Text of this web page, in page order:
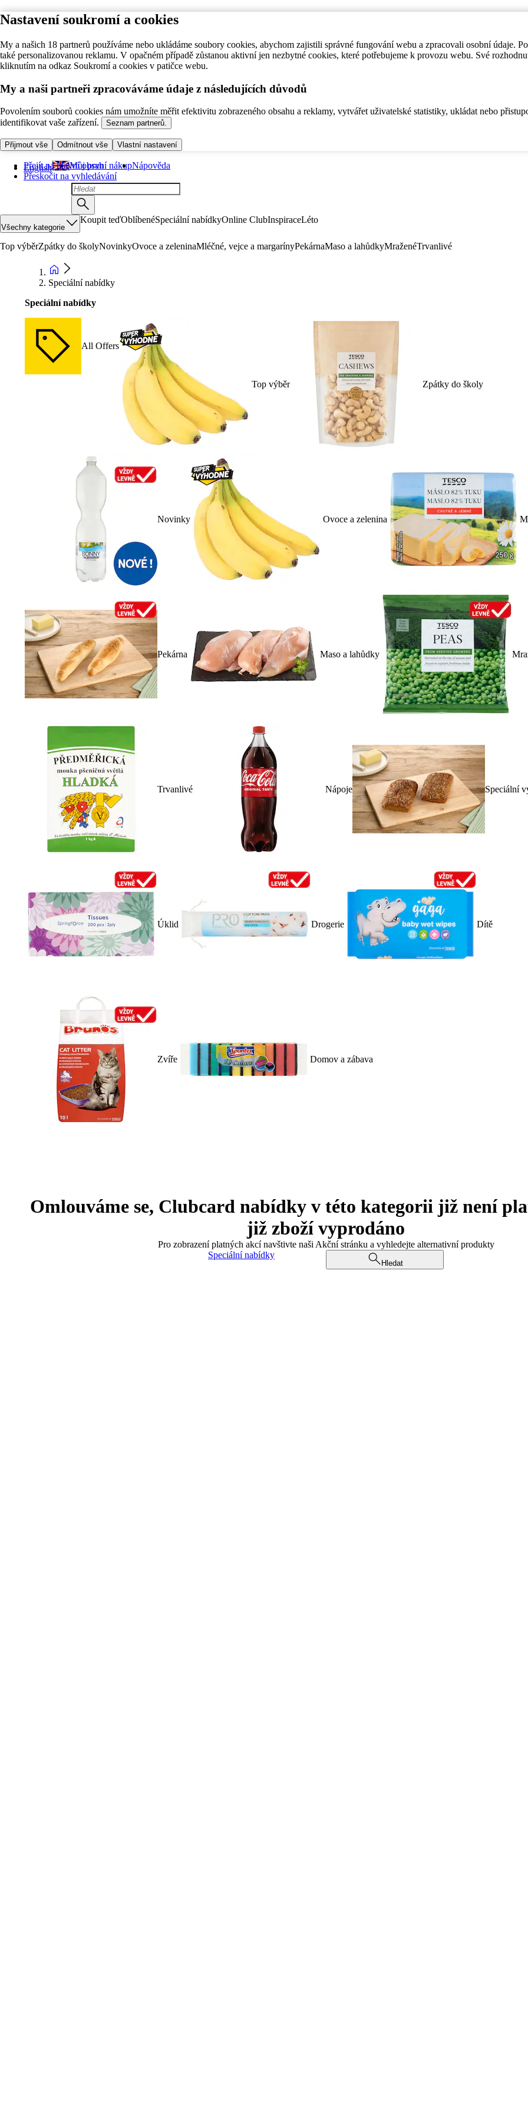
Nastavení soukromí a cookies
My a našich 18 partnerů používáme nebo ukládáme soubory cookies, abychom zajistili správné fungování webu a zpracovali osobní údaje.
také personalizovanou reklamu. V opačném případě zůstanou aktivní jen nezbytné cookies, které potřebujeme k provozu webu. Své
kliknutím na odkaz Soukromí a cookies v patičce webu.
My a naši partneři zpracováváme údaje z následujících důvodů
Povolením souborů cookies nám umožníte měřit efektivitu zobrazeného obsahu a reklamy, vytvářet uživatelské statistiky, ukládat nebo
identifikovat vaše zařízení.
Seznam partnerů.
Přijmout vše Odmítnout vše Vlastní nastavení
Přejít na hlavní obsah
Přeskočit na vyhledávání
English Můj první nákupNápověda
Všechny kategorie
Koupit teďOblíbenéSpeciální nabídkyOnline ClubInspiraceLéto
Top výběrZpátky do školyNovinkyOvoce a zeleninaMléčné, vejce a margarínyPekárnaMaso a lahůdkyMraženéTrvanlivé
Speciální nabídky
Speciální nabídky
All Offers
Top výběr Zpátky do školy
Novinky Ovoce a zelenina
Pekárna Maso a lahůdky
Trvanlivé Nápoje Speciální
Úklid Drogerie Dítě
Zvíře Domov a zábava
Omlouváme se, Clubcard nabídky v této kategorii již není
již zboží vyprodáno
Pro zobrazení platných akcí navštivte naši Akční stránku a vyhledejte alternativní produkty
Speciální nabídky
Hledat